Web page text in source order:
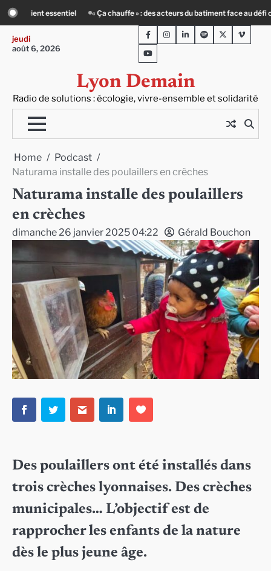
Skip
content
batiment face au défi climatique Entourage : un petit-déj contre
jeudi
août 6, 2026
Lyon Demain
Radio de solutions : écologie, vivre-ensemble et solidarité
FacebookInstagram
LinkedInSpotifyTwitterViméo
Youtube
Home
Podcast
Naturama installe des poulaillers en crèches
Naturama installe des poulaillers
en crèches
dimanche 26 janvier 2025 04:22 Gérald Bouchon
Des poulaillers ont été installés dans
trois crèches lyonnaises. Des crèches
municipales… L’objectif est de
rapprocher les enfants de la nature
dès le plus jeune âge.